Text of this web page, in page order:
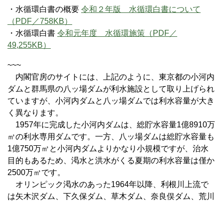
・水循環白書の概要 令和２年版 水循環白書について
（PDF／758KB）
・水循環白書 令和元年度 水循環施策（PDF／
49,255KB）
~~~
内閣官房のサイトには、上記のように、東京都の小河内
ダムと群馬県の八ッ場ダムが利水施設として取り上げられ
ていますが、小河内ダムと八ッ場ダムでは利水容量が大き
く異なります。
1957年に完成した小河内ダムは、総貯水容量1億8910万
㎥の利水専用ダムです。一方、八ッ場ダムは総貯水容量も
1億750万㎥と小河内ダムよりかなり小規模ですが、治水
目的もあるため、渇水と洪水がくる夏期の利水容量は僅か
2500万㎥です。
オリンピック渇水のあった1964年以降、利根川上流で
は矢木沢ダム、下久保ダム、草木ダム、奈良俣ダム、荒川